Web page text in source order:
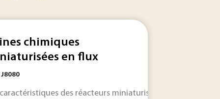
in situ pour dégrader les molécules polluantes.
chimiques
en flux
J8080
caractéristiques des réacteurs miniaturisés à flux continu